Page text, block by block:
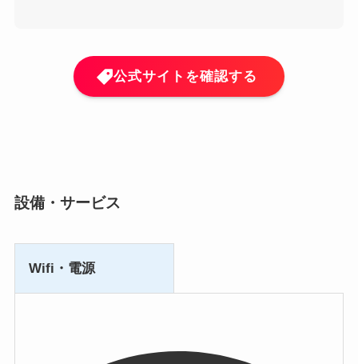
公式サイトを確認する
設備・サービス
Wifi・電源